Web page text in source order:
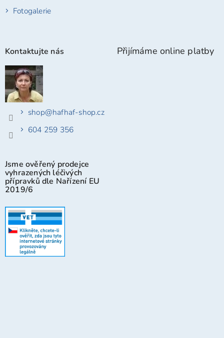
Fotogalerie
Kontaktujte nás
shop@hafhaf-shop.cz
604 259 356
Jsme ověřený prodejce
vyhrazených léčivých
přípravků dle Nařízení EU
2019/6
Přijímáme online platby